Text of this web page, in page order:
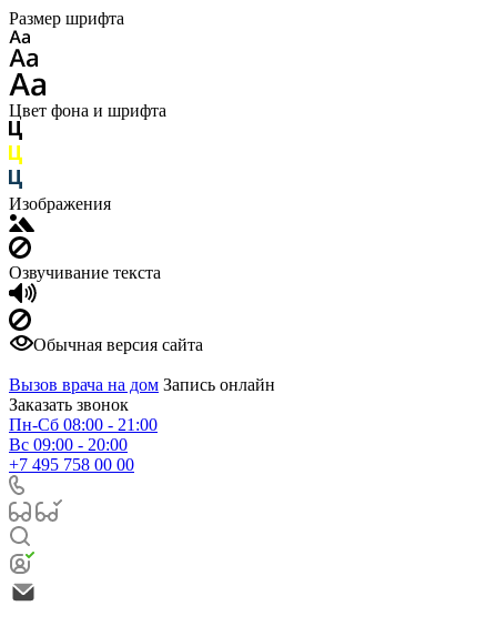
Размер шрифта
Цвет фона и шрифта
Изображения
Озвучивание текста
Обычная версия сайта
Вызов врача на дом Запись онлайн
Заказать звонок
Пн-Сб 08:00 - 21:00
Вс 09:00 - 20:00
+7 495 758 00 00